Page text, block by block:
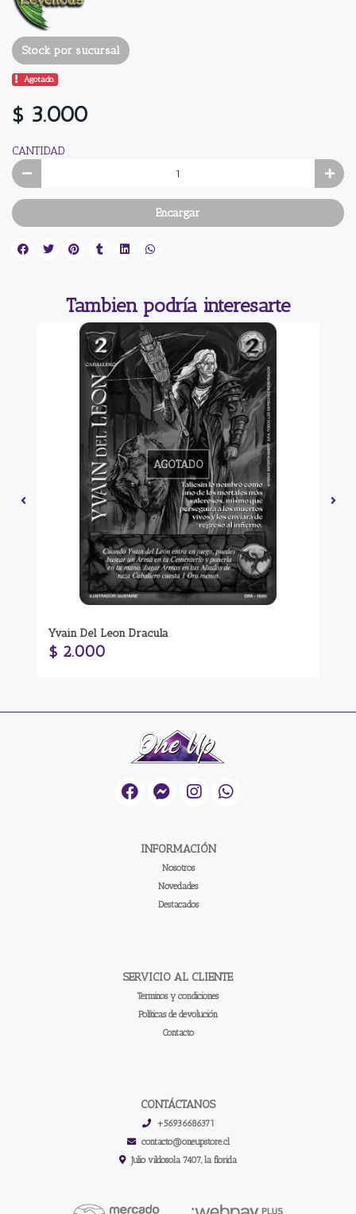
Stock por sucursal
Agotado.
$ 3.000
CANTIDAD
Encargar
Tambien podría interesarte
AGOTADO
Yvain Del Leon Dracula
$ 2.000
INFORMACIÓN
Nosotros
Novedades
Destacados
SERVICIO AL CLIENTE
Terminos y condiciones
Políticas de devolución
Contacto
CONTÁCTANOS
+56936686371
contacto@oneupstore.cl
Julio vildosola 7407, la florida